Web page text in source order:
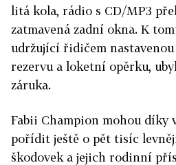
litá kola, rádio s CD/MP3
zatmavená zadní okna. K
udržující řidičem
rezervu a loketní opěrku,
záruka.
Fabii Champion mohou díky
pořídit ještě o pět tisíc
škodovek a jejich rodinní